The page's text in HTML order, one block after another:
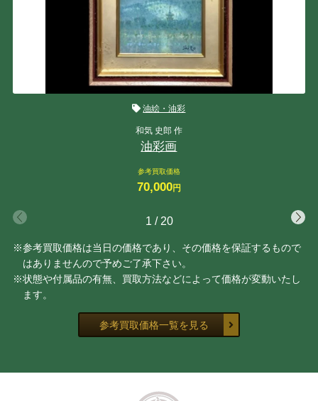
油絵・油彩
和気 史郎 作
油彩画
参考買取価格
70,000円
1 / 20
※参考買取価格は当日の価格であり、その価格を保証するもので
はありませんので予めご了承下さい。
※状態や付属品の有無、買取方法などによって価格が変動いたし
ます。
参考買取価格一覧を見る